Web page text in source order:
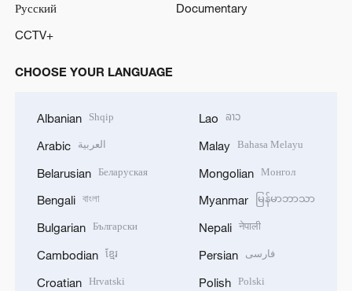
Русский
Documentary
CCTV+
CHOOSE YOUR LANGUAGE
Albanian Shqip
Arabic العربية
Belarusian Беларуская
Bengali বাংলা
Bulgarian Български
Cambodian ខ្មែរ
Croatian Hrvatski
Lao ລາວ
Malay Bahasa Melayu
Mongolian Монгол
Myanmar မြန်မာဘာသာ
Nepali नेपाली
Persian فارسی
Polish Polski